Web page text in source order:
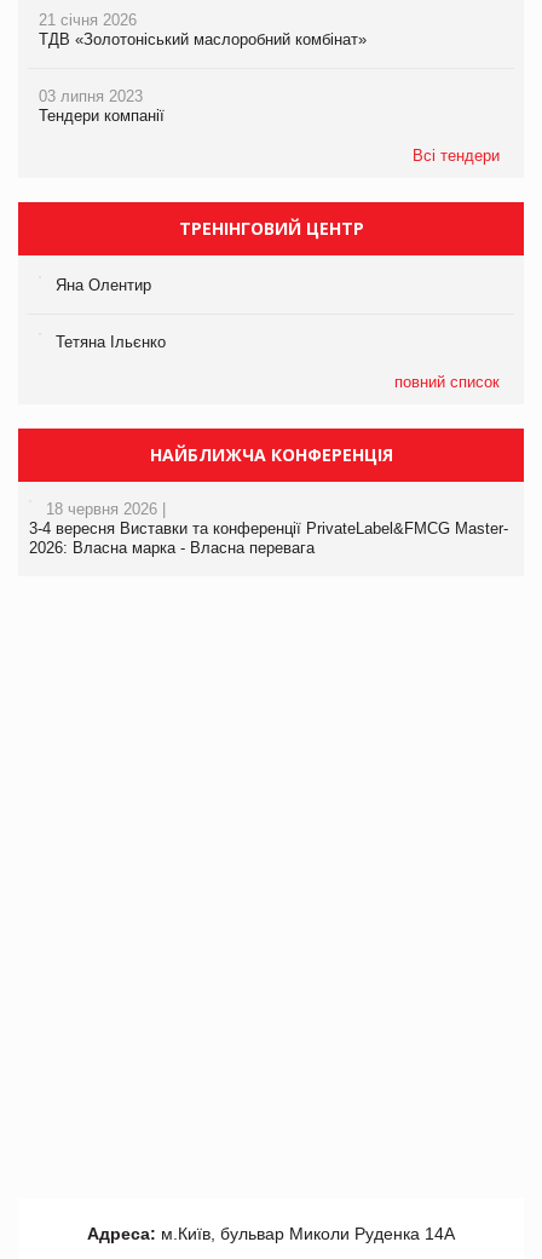
21 січня 2026
ТДВ «Золотоніський маслоробний комбінат»
03 липня 2023
Тендери компанії
Всі тендери
ТРЕНІНГОВИЙ ЦЕНТР
Яна Олентир
Тетяна Ільєнко
повний список
НАЙБЛИЖЧА КОНФЕРЕНЦІЯ
18 червня 2026 |
3-4 вересня Виставки та конференції PrivateLabel&FMCG Master-
2026: Власна марка - Власна перевага
Адреса: м.Київ, бульвар Миколи Руденка 14А